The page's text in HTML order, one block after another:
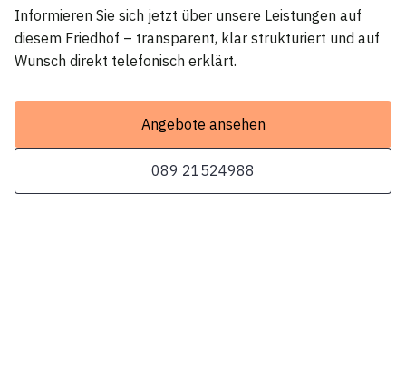
Informieren Sie sich jetzt über unsere Leistungen auf
diesem Friedhof – transparent, klar strukturiert und auf
Wunsch direkt telefonisch erklärt.
Angebote ansehen
089 21524988